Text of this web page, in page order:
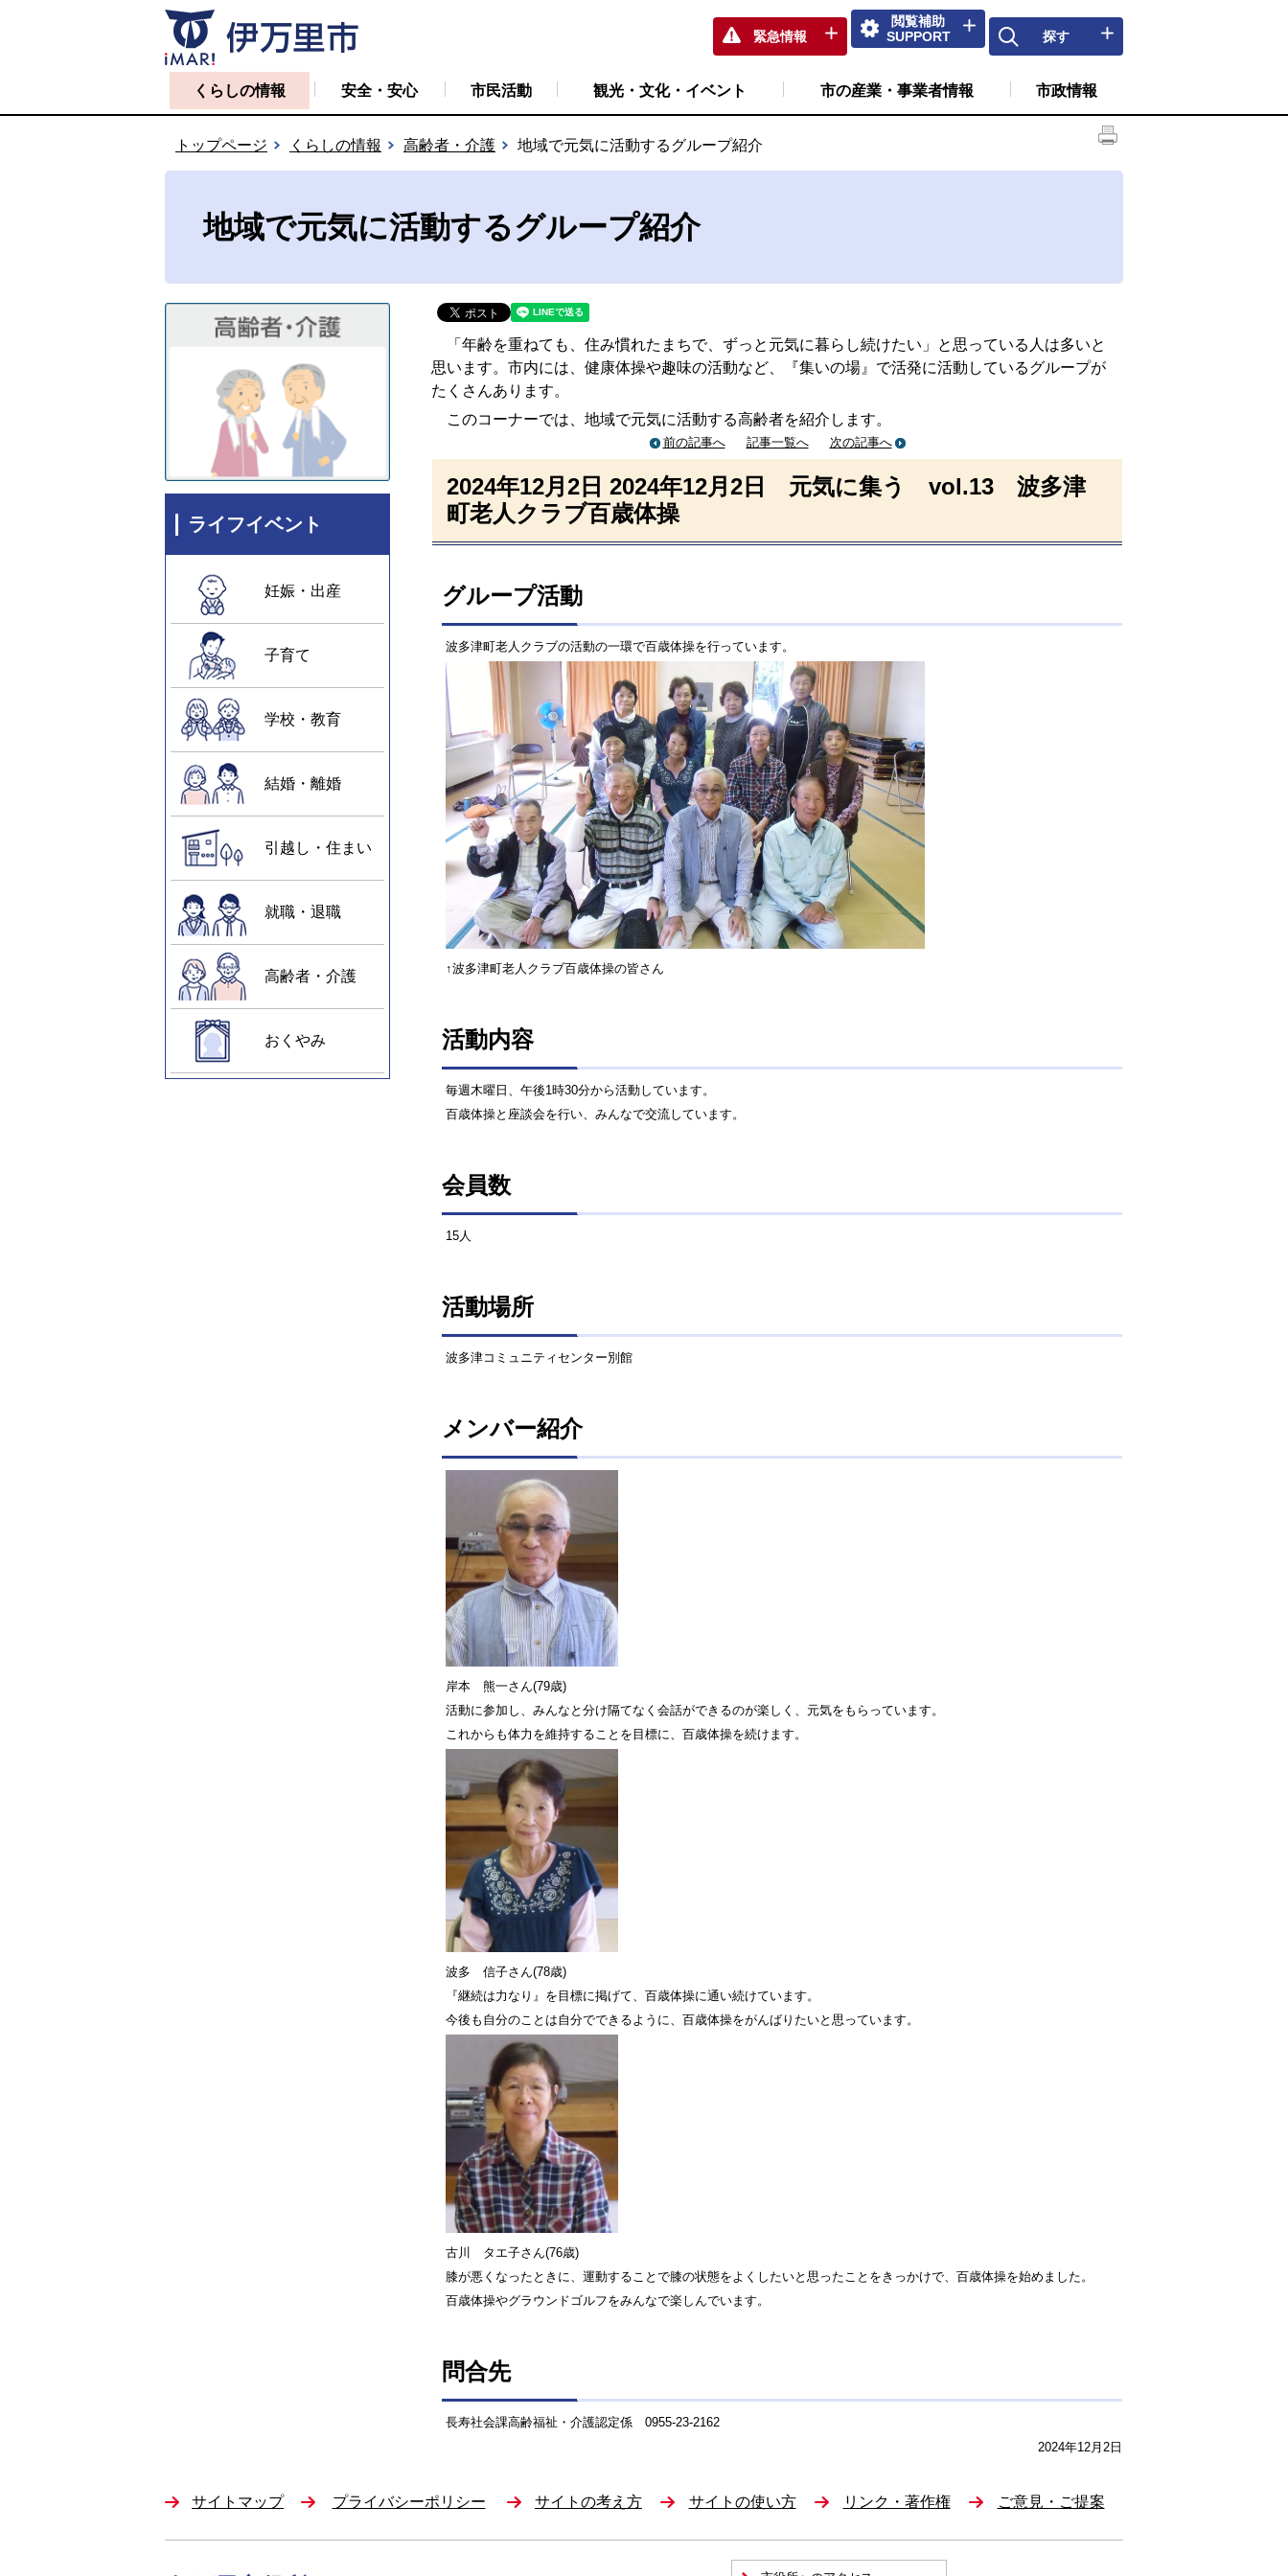
緊急情報
閲覧補助
SUPPORT
探す
くらしの情報 安全・安心 市民活動 観光・文化・イベント 市の産業・事業者情報 市政情報
トップページ くらしの情報 高齢者・介護 地域で元気に活動するグループ紹介
地域で元気に活動するグループ紹介
ライフイベント
妊娠・出産
子育て
学校・教育
結婚・離婚
引越し・住まい
就職・退職
高齢者・介護
おくやみ
「年齢を重ねても、住み慣れたまちで、ずっと元気に暮らし続けたい」と思っている人は多いと
思います。市内には、健康体操や趣味の活動など、『集いの場』で活発に活動しているグループが
たくさんあります。
このコーナーでは、地域で元気に活動する高齢者を紹介します。
前の記事へ 記事一覧へ 次の記事へ
2024年12月2日 2024年12月2日 元気に集う vol.13 波多津
町老人クラブ百歳体操
グループ活動
波多津町老人クラブの活動の一環で百歳体操を行っています。
↑波多津町老人クラブ百歳体操の皆さん
活動内容
毎週木曜日、午後1時30分から活動しています。
百歳体操と座談会を行い、みんなで交流しています。
会員数
15人
活動場所
波多津コミュニティセンター別館
メンバー紹介
岸本 熊一さん(79歳)
活動に参加し、みんなと分け隔てなく会話ができるのが楽しく、元気をもらっています。
これからも体力を維持することを目標に、百歳体操を続けます。
波多 信子さん(78歳)
『継続は力なり』を目標に掲げて、百歳体操に通い続けています。
今後も自分のことは自分でできるように、百歳体操をがんばりたいと思っています。
古川 タエ子さん(76歳)
膝が悪くなったときに、運動することで膝の状態をよくしたいと思ったことをきっかけで、百歳体操を始めました。
百歳体操やグラウンドゴルフをみんなで楽しんでいます。
問合先
長寿社会課高齢福祉・介護認定係 0955-23-2162
2024年12月2日
サイトマップ プライバシーポリシー サイトの考え方 サイトの使い方 リンク・著作権 ご意見・ご提案